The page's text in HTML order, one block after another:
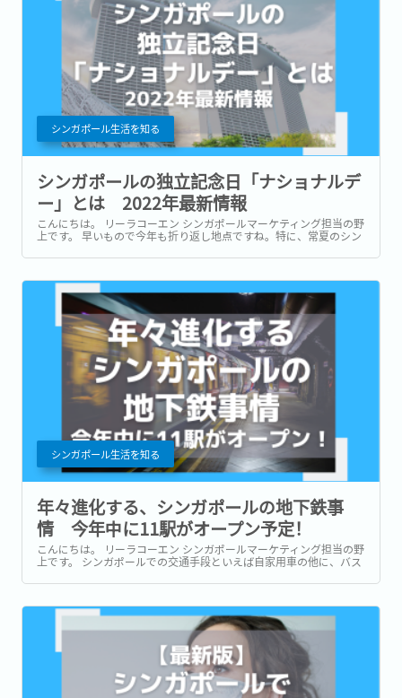
シンガポール生活を知る
シンガポールの独立記念日「ナショナルデ
ー」とは 2022年最新情報
こんにちは。 リーラコーエン シンガポールマーケティング担当の野
上です。 早いもので今年も折り返し地点ですね。特に、常夏のシン
さて、今年もシンガポールでは８月９日のナショナルデーが近づい
シンガポール生活を知る
年々進化する、シンガポールの地下鉄事
情 今年中に11駅がオープン予定！
こんにちは。 リーラコーエン シンガポールマーケティング担当の野
上です。 シンガポールでの交通手段といえば自家用車の他に、バス
地に合わせた選択をすることができます。...